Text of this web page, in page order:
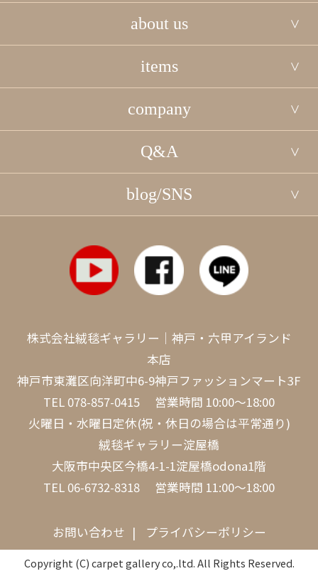
about us
items
company
Q&A
blog/SNS
株式会社絨毯ギャラリー｜神戸・六甲アイランド
本店
神戸市東灘区向洋町中6-9神戸ファッションマート3F
TEL 078-857-0415 営業時間 10:00～18:00
火曜日・水曜日定休(祝・休日の場合は平常通り)
絨毯ギャラリー淀屋橋
大阪市中央区今橋4-1-1淀屋橋odona1階
TEL 06-6732-8318 営業時間 11:00～18:00
お問い合わせ プライバシーポリシー
Copyright (C) carpet gallery co,.ltd. All Rights Reserved.